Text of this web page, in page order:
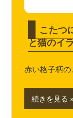
こたつ
と猫のイ
赤い格子柄
続きを見る